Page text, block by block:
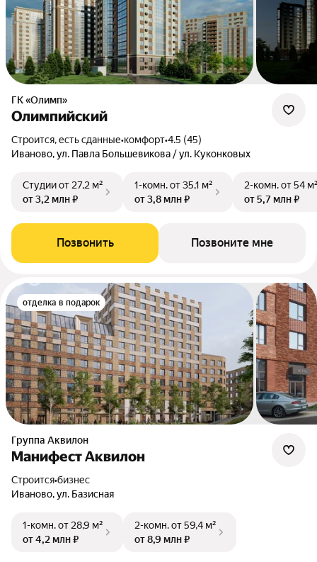
ГК «Олимп»
Олимпийский
Строится, есть сданные•комфорт•4.5 (45)
Иваново, ул. Павла Большевикова / ул. Куконковых
Студииот 27,2 м²
от 3,2 млн ₽
1-комн.от 35,1 м²
от 3,8 млн ₽
2-комн.от 54
от 5,7 млн ₽
Позвонить Позвоните мне
отделка в подарок
Группа Аквилон
Манифест Аквилон
Строится•бизнес
Иваново, ул. Базисная
1-комн.от 28,9 м²
от 4,2 млн ₽
2-комн.от 59,4 м²
от 8,9 млн ₽